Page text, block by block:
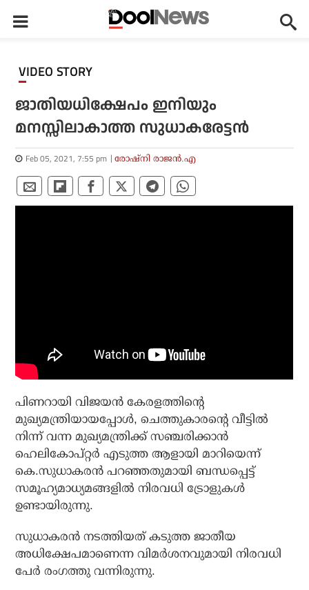
VIDEO STORY
ജാതിയധിക്ഷേപം ഇനിയും
മനസ്സിലാകാത്ത സുധാകരേട്ടൻ
Feb 05, 2021, 7:55 pm രോഷ്‌നി രാജന്‍.എ
പിണറായി വിജയന്‍ കേരളത്തിന്റെ
മുഖ്യമന്ത്രിയായപ്പോള്‍, ചെത്തുകാരന്റെ വീട്ടില്‍
നിന്ന് വന്ന മുഖ്യമന്ത്രിക്ക് സഞ്ചരിക്കാന്‍
ഹെലികോപ്റ്റര്‍ എടുത്ത ആളായി മാറിയെന്ന്
കെ.സുധാകരന്‍ പറഞ്ഞതുമായി ബന്ധപ്പെട്ട്
സമൂഹ്യമാധ്യമങ്ങളില്‍ നിരവധി ട്രോളുകള്‍
ഉണ്ടായിരുന്നു.
സുധാകരന്‍ നടത്തിയത് കടുത്ത ജാതീയ
അധിക്ഷേപമാണെന്ന വിമര്‍ശനവുമായി നിരവധി
പേര്‍ രംഗത്തു വന്നിരുന്നു.